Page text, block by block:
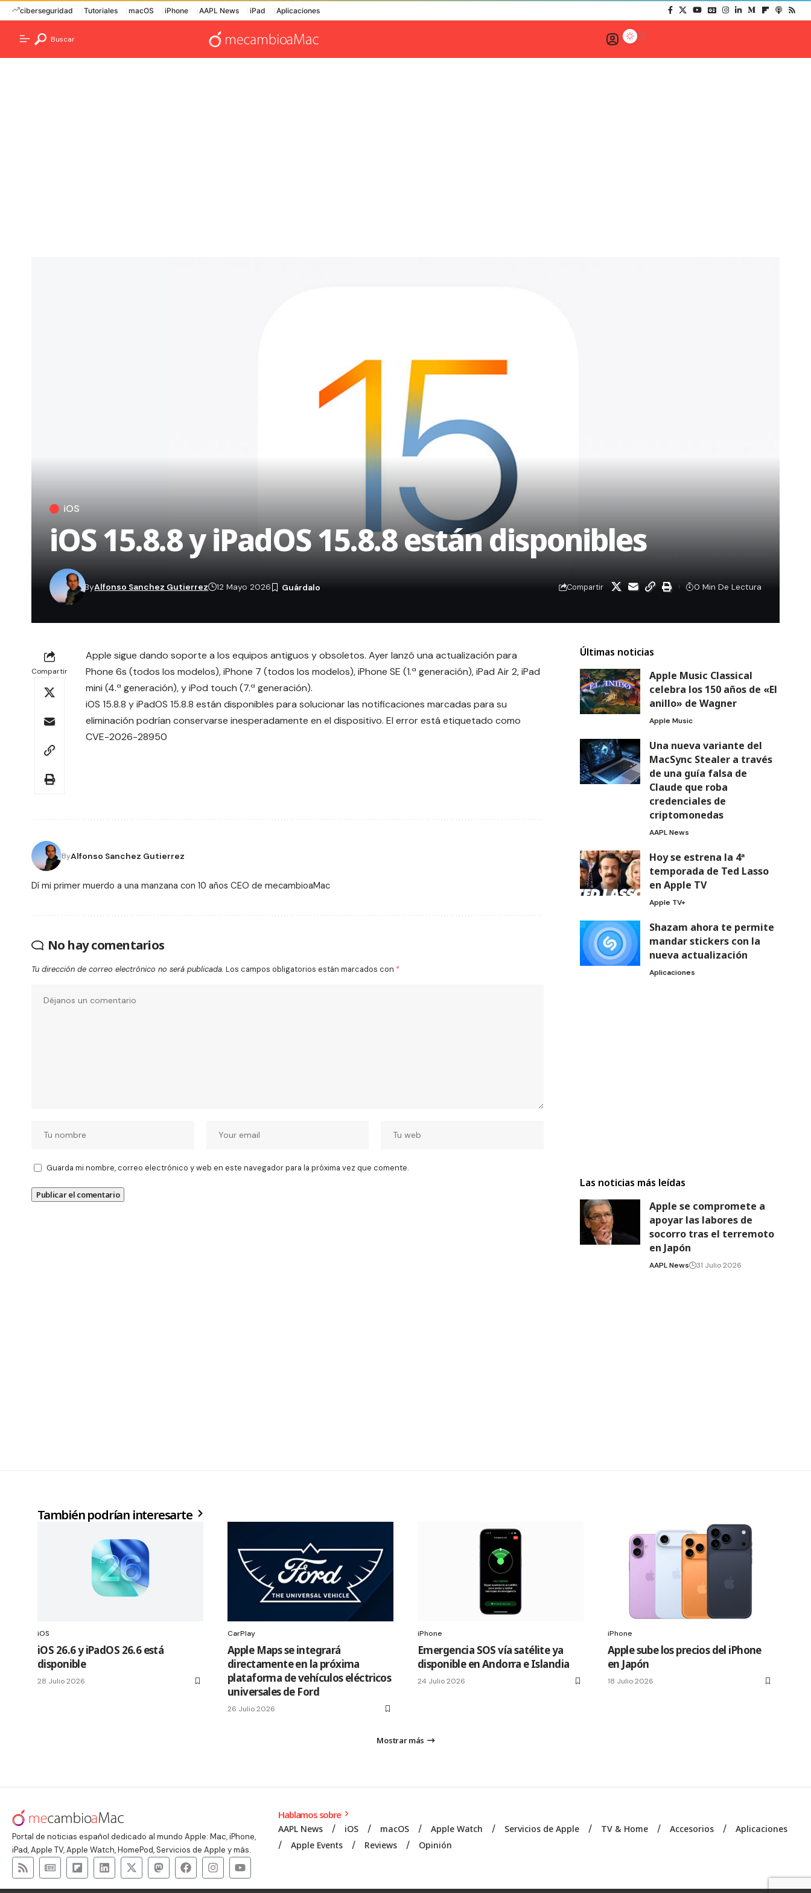
ciberseguridad Tutoriales macOS iPhone AAPL News iPad Aplicaciones
Buscar
iOS
iOS 15.8.8 y iPadOS 15.8.8 están disponibles
ByAlfonso Sanchez Gutierrez 12 Mayo 2026 Compartir 0 Min De Lectura
Compartir
Apple sigue dando soporte a los equipos antiguos y obsoletos. Ayer lanzó una actualización para
Phone 6s (todos los modelos), iPhone 7 (todos los modelos), iPhone SE (1.ª generación), iPad Air 2, iPad
mini (4.ª generación), y iPod touch (7.ª generación).
iOS 15.8.8 y iPadOS 15.8.8 están disponibles para solucionar las notificaciones marcadas para su
eliminación podrían conservarse inesperadamente en el dispositivo. El error está etiquetado como
CVE-2026-28950
ByAlfonso Sanchez Gutierrez
Dí mi primer muerdo a una manzana con 10 años CEO de mecambioaMac
No hay comentarios
Tu dirección de correo electrónico no será publicada. Los campos obligatorios están marcados con *
Guarda mi nombre, correo electrónico y web en este navegador para la próxima vez que comente.
Últimas noticias
Apple Music Classical
celebra los 150 años de «El
anillo» de Wagner
Apple Music
Una nueva variante del
MacSync Stealer a través
de una guía falsa de
Claude que roba
credenciales de
criptomonedas
AAPL News
Hoy se estrena la 4ª
temporada de Ted Lasso
en Apple TV
Apple TV+
Shazam ahora te permite
mandar stickers con la
nueva actualización
Aplicaciones
Las noticias más leídas
Apple se compromete a
apoyar las labores de
socorro tras el terremoto
en Japón
AAPL News 31 Julio 2026
También podrían interesarte
iOS
iOS 26.6 y iPadOS 26.6 está
disponible
28 Julio 2026
CarPlay
Apple Maps se integrará
directamente en la próxima
plataforma de vehículos eléctricos
universales de Ford
26 Julio 2026
iPhone
Emergencia SOS vía satélite ya
disponible en Andorra e Islandia
24 Julio 2026
iPhone
Apple sube los precios del iPhone
en Japón
18 Julio 2026
Mostrar más
Portal de noticias español dedicado al mundo Apple: Mac, iPhone,
iPad, Apple TV, Apple Watch, HomePod, Servicios de Apple y más.
Hablamos sobre
AAPL News iOS macOS Apple Watch Servicios de Apple TV & Home Accesorios
Aplicaciones
Apple Events
Reviews Opinión